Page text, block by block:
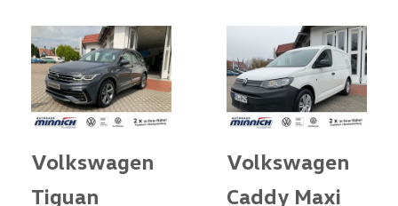
Volkswagen
Tiguan
Volkswagen
Caddy Maxi